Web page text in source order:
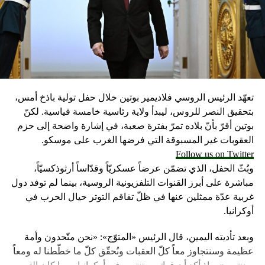
تعهّد الرئيس الروسي فلاديمير بوتين خلال حفل تولية باذخ أمس،
بتحقيق النصر للروس، ليبدأ ولاية رئاسية خامسة قياسية. لكنّ
بوتين أقرّ بأنّ بلاده تمرّ بفترة صعبة، في إشارة واضحة إلى حزم
العقوبات غير المسبوقة التي فرضها الغرب على موسكو.
Follow us on Twitter
وبُثّ الحفل، الذي تضمّن عرضاً عسكريّاً وقدّاساً أرثوذكسيّاً،
مباشرة على أبرز القنوات التلفزيونية الروسية، بينما لم توفد دول
غربية عدّة ممثلين عنها في ظلّ تفاقم التوتر حيال الحرب في
أوكرانيا.
وبعد تأديته اليمين، قال الرئيس «المتوّج»: «نحن متّحدون وأمة
عظيمة وسنتجاوز معاً كلّ العقبات ونُحقّق كلّ ما خطّطنا له ومعاً